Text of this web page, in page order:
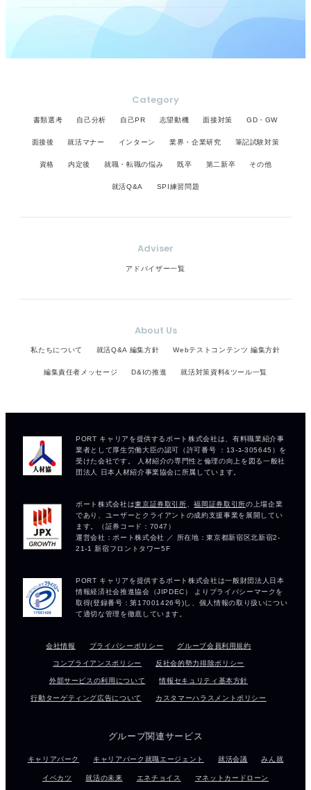
Category
書類選考 自己分析 自己PR 志望動機 面接対策 GD・GW
面接後 就活マナー インターン 業界・企業研究 筆記試験対策
資格 内定後 就職・転職の悩み 既卒 第二新卒 その他
就活Q&A SPI練習問題
Adviser
アドバイザー一覧
About Us
私たちについて 就活Q&A 編集方針 Webテストコンテンツ 編集方針
編集責任者メッセージ D&Iの推進 就活対策資料&ツール一覧
会社情報 プライバシーポリシー グループ会員利用規約
コンプライアンスポリシー 反社会的勢力排除ポリシー
外部サービスの利用について 情報セキュリティ基本方針
行動ターゲティング広告について カスタマーハラスメントポリシー